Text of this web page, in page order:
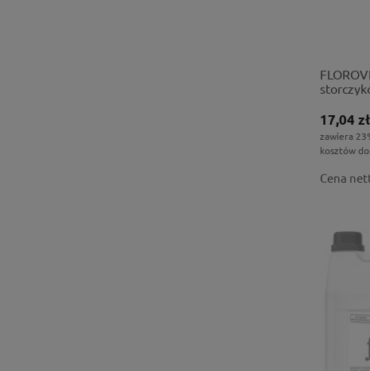
17,04 zł
zawiera
kosztów
Cena